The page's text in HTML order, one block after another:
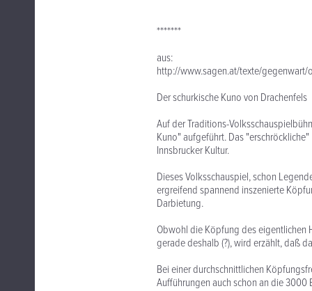
*******
aus:
http://www.sagen.at/texte/
Der schurkische Kuno von Drachenfels
Auf der Traditions-
Kuno" aufgeführt. Das
Innsbrucker Kultur.
Dieses Volksschauspiel, schon
ergreifend spannend inszenierte
Darbietung.
Obwohl die Köpfung des eigentlichen
gerade deshalb (?), wird erzählt, daß
Bei einer durchschnittlichen
Aufführungen auch schon an die 3000